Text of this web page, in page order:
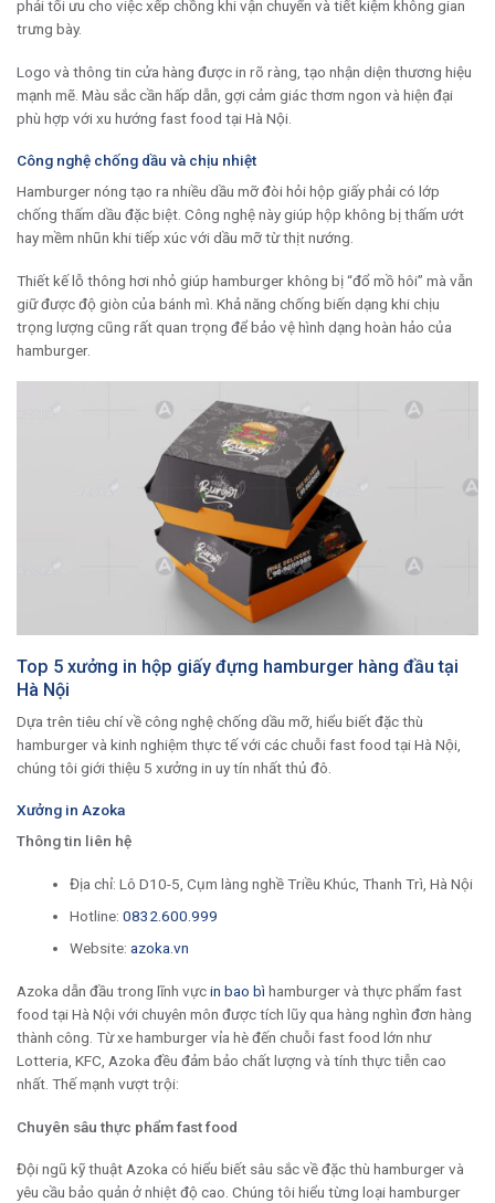
phải tối ưu cho việc xếp chồng khi vận chuyển và tiết kiệm không gian
trưng bày.
Logo và thông tin cửa hàng được in rõ ràng, tạo nhận diện thương hiệu
mạnh mẽ. Màu sắc cần hấp dẫn, gợi cảm giác thơm ngon và hiện đại
phù hợp với xu hướng fast food tại Hà Nội.
Công nghệ chống dầu và chịu nhiệt
Hamburger nóng tạo ra nhiều dầu mỡ đòi hỏi hộp giấy phải có lớp
chống thấm dầu đặc biệt. Công nghệ này giúp hộp không bị thấm ướt
hay mềm nhũn khi tiếp xúc với dầu mỡ từ thịt nướng.
Thiết kế lỗ thông hơi nhỏ giúp hamburger không bị “đổ mồ hôi” mà vẫn
giữ được độ giòn của bánh mì. Khả năng chống biến dạng khi chịu
trọng lượng cũng rất quan trọng để bảo vệ hình dạng hoàn hảo của
hamburger.
Top 5 xưởng in hộp giấy đựng hamburger hàng đầu tại
Hà Nội
Dựa trên tiêu chí về công nghệ chống dầu mỡ, hiểu biết đặc thù
hamburger và kinh nghiệm thực tế với các chuỗi fast food tại Hà Nội,
chúng tôi giới thiệu 5 xưởng in uy tín nhất thủ đô.
Xưởng in Azoka
Thông tin liên hệ
Địa chỉ: Lô D10-5, Cụm làng nghề Triều Khúc, Thanh Trì, Hà Nội
Hotline: 0832.600.999
Website: azoka.vn
Azoka dẫn đầu trong lĩnh vựcin bao bì hamburger và thực phẩm fast
food tại Hà Nội với chuyên môn được tích lũy qua hàng nghìn đơn hàng
thành công. Từ xe hamburger vỉa hè đến chuỗi fast food lớn như
Lotteria, KFC, Azoka đều đảm bảo chất lượng và tính thực tiễn cao
nhất. Thế mạnh vượt trội:
Chuyên sâu thực phẩm fast food
Đội ngũ kỹ thuật Azoka có hiểu biết sâu sắc về đặc thù hamburger và
yêu cầu bảo quản ở nhiệt độ cao. Chúng tôi hiểu từng loại hamburger